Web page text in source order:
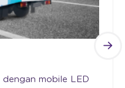
mobile LED